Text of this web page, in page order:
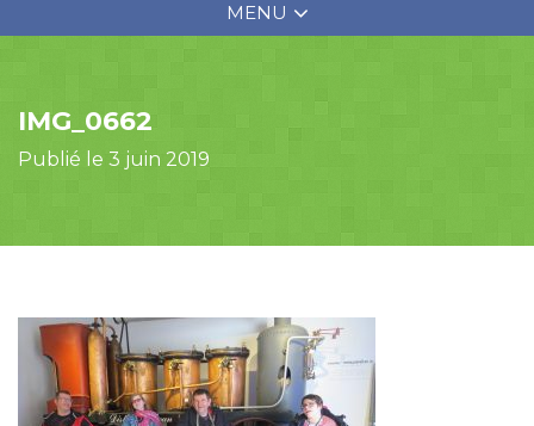
MENU
IMG_0662
Publié le 3 juin 2019